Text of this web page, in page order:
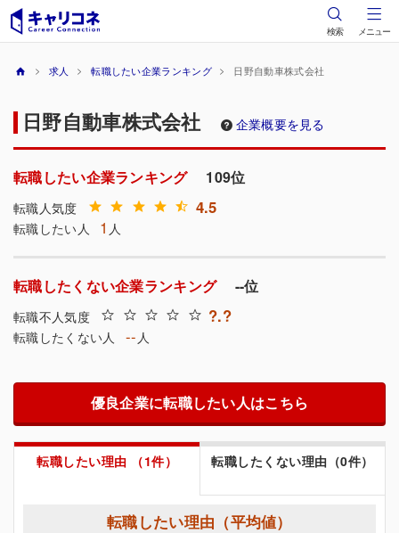
検索 メニュー
求人 転職したい企業ランキング 日野自動車株式会社
日野自動車株式会社 企業概要を見る
転職したい企業ランキング109位
転職人気度 4.5
転職したい人 1 人
転職したくない企業ランキング--位
転職不人気度 ?.?
転職したくない人 -- 人
優良企業に転職したい人はこちら
転職したい理由 （1件） 転職したくない理由（0件）
転職したい理由（平均値）